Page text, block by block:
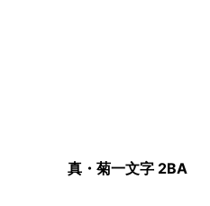
真・菊一文字 2BA